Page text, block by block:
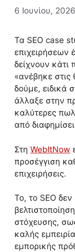
6 Ιουνίου, 2026
Τα SEO case
επιχειρήσεων
δείχνουν κάτι
«ανέβηκε στις
δούμε, ειδικά
άλλαξε στην
καλύτερες
από
Στη WebItNow
προσέγγιση
επιχειρήσεις.
Το, το SEO δεν
στόχευσης,
καλής
εμπορικής